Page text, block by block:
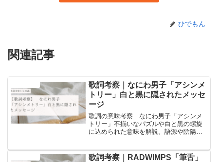
ひでもん
関連記事
歌詞考察｜なにわ男子「アシンメ
トリー」白と黒に隠されたメッセ
ージ
歌詞の意味考察｜なにわ男子「アシンメ
トリー」不揃いなパズルや白と黒の螺旋
に込められた意味を解説。語源や陰陽思
歌詞考察｜RADWIMPS「筆舌」